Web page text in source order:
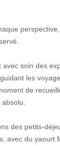
avec soin des
les
de
des petits-
avec du yaourt